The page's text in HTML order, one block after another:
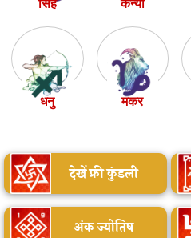
धनु मकर
देखें फ्री कुंडली
अंक ज्योतिष